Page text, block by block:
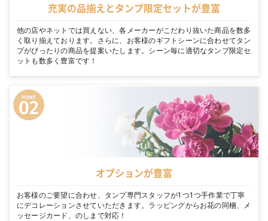
充実の品揃えとタンプ限定セットが豊富
他の店やネットでは買えない、各メーカーがこだわり抜いた商品を数多
く取り揃えております。さらに、お客様のギフトシーンに合わせてタン
プがぴったりの商品を提案いたします。シーン毎に適切なタンプ限定セ
ットも数多く豊富です！
オプションが豊富
お客様のご要望に合わせ、タンプ専門スタッフが1つ1つ手作業で丁寧
にデコレーションさせていただきます。ラッピングからお花の同梱、メ
ッセージカード、のしまで対応！